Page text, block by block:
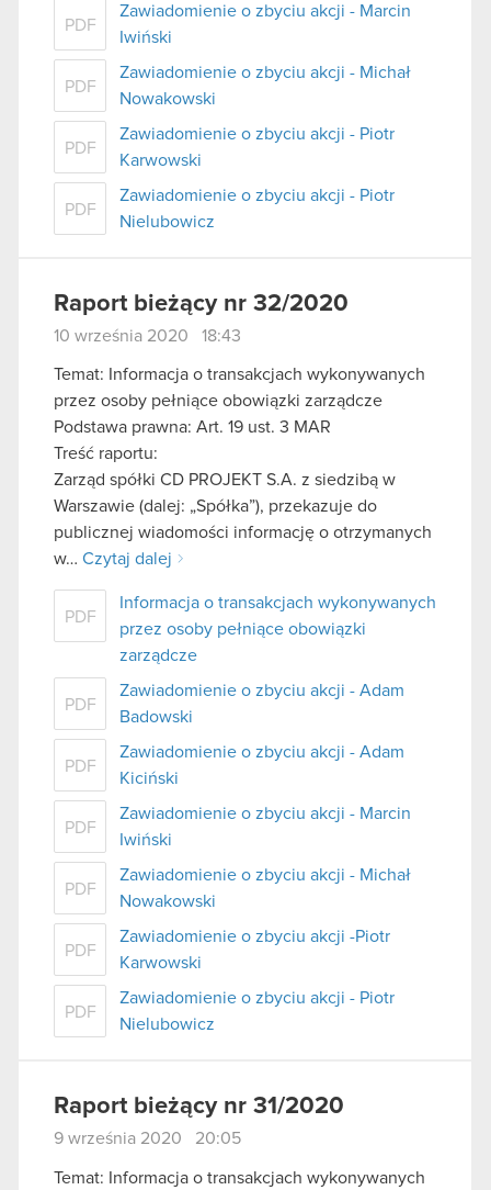
PDF
Zawiadomienie o zbyciu akcji - Marcin
Iwiński
PDF
Zawiadomienie o zbyciu akcji - Michał
Nowakowski
PDF
Zawiadomienie o zbyciu akcji - Piotr
Karwowski
PDF
Zawiadomienie o zbyciu akcji - Piotr
Nielubowicz
Raport bieżący nr 32/2020
10 września 2020 18:43
Temat: Informacja o transakcjach wykonywanych
przez osoby pełniące obowiązki zarządcze
Podstawa prawna: Art. 19 ust. 3 MAR
Treść raportu:
Zarząd spółki CD PROJEKT S.A. z siedzibą w
Warszawie (dalej: „Spółka”), przekazuje do
publicznej wiadomości informację o otrzymanych
w… Czytaj dalej
PDF
Informacja o transakcjach wykonywanych
przez osoby pełniące obowiązki
zarządcze
PDF
Zawiadomienie o zbyciu akcji - Adam
Badowski
PDF
Zawiadomienie o zbyciu akcji - Adam
Kiciński
PDF
Zawiadomienie o zbyciu akcji - Marcin
Iwiński
PDF
Zawiadomienie o zbyciu akcji - Michał
Nowakowski
PDF
Zawiadomienie o zbyciu akcji -Piotr
Karwowski
PDF
Zawiadomienie o zbyciu akcji - Piotr
Nielubowicz
Raport bieżący nr 31/2020
9 września 2020 20:05
Temat: Informacja o transakcjach wykonywanych